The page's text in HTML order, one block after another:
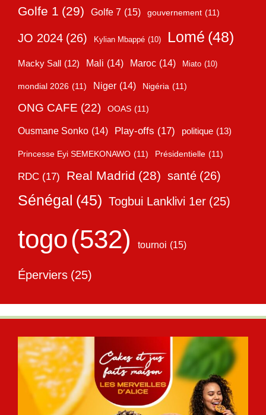
Golfe 1 (29) Golfe 7 (15) gouvernement (11)
JO 2024 (26) Kylian Mbappé (10) Lomé (48)
Macky Sall (12) Mali (14) Maroc (14) Miato (10)
mondial 2026 (11) Niger (14) Nigéria (11)
ONG CAFE (22) OOAS (11)
Ousmane Sonko (14) Play-offs (17) politique (13)
Princesse Eyi SEMEKONAWO (11) Présidentielle (11)
RDC (17) Real Madrid (28) santé (26)
Sénégal (45) Togbui Lanklivi 1er (25)
togo(532) tournoi (15)
Éperviers (25)